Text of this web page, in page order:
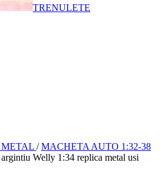
TRENULETE
/ MACHETA AUTO 1:32-38
Welly 1:34 replica metal usi